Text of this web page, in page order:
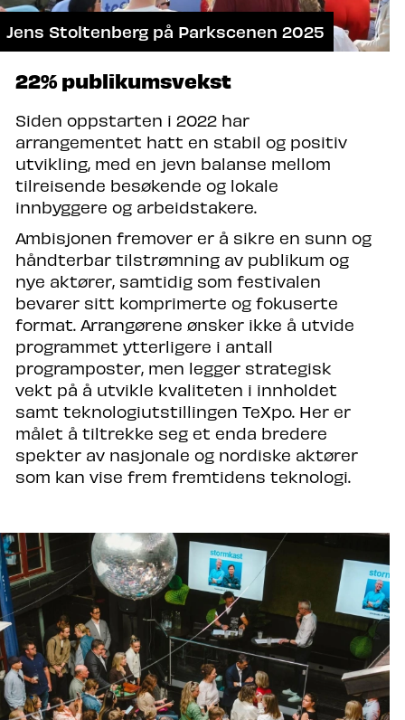
Jens Stoltenberg på Parkscenen 2025
22% publikumsvekst
Siden oppstarten i 2022 har
arrangementet hatt en stabil og positiv
utvikling, med en jevn balanse mellom
tilreisende besøkende og lokale
innbyggere og arbeidstakere.
Ambisjonen fremover er å sikre en sunn og
håndterbar tilstrømning av publikum og
nye aktører, samtidig som festivalen
bevarer sitt komprimerte og fokuserte
format. Arrangørene ønsker ikke å utvide
programmet ytterligere i antall
programposter, men legger strategisk
vekt på å utvikle kvaliteten i innholdet
samt teknologiutstillingen TeXpo. Her er
målet å tiltrekke seg et enda bredere
spekter av nasjonale og nordiske aktører
som kan vise frem fremtidens teknologi.